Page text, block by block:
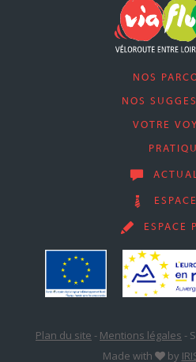
NOS
NOS
VOTRE
ESPACE
Plan du site - Mentions légales -
Made with
by